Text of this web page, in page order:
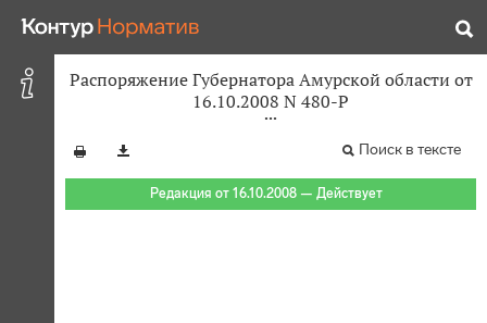
Распоряжение Губернатора Амурской области от
16.10.2008 N 480-Р
Поиск в тексте
Редакция от 16.10.2008 — Действует